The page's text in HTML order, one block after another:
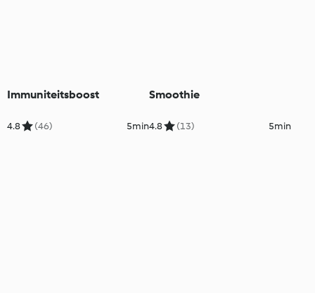
Immuniteitsboost
4.8 (46) 5min
Smoothie
4.8 (13) 5min